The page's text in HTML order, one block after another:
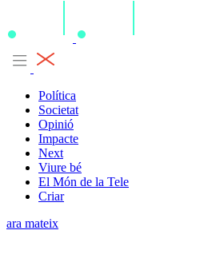
Política
Societat
Opinió
Impacte
Next
Viure bé
El Món de la Tele
Criar
ara mateix